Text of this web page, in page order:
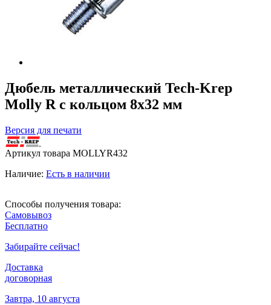
Дюбель металлический Tech-Krep
Molly R с кольцом 8х32 мм
Версия для печати
Артикул товара MOLLYR432
Наличие: Есть в наличии
Способы получения товара:
Самовывоз
Бесплатно
Забирайте сейчас!
Доставка
договорная
Завтра, 10 августа